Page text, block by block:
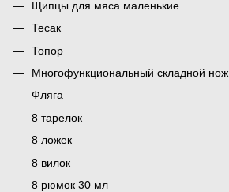
Щипцы для мяса маленькие
Тесак
Топор
Многофункциональный складной нож
Фляга
8 тарелок
8 ложек
8 вилок
8 рюмок 30 мл